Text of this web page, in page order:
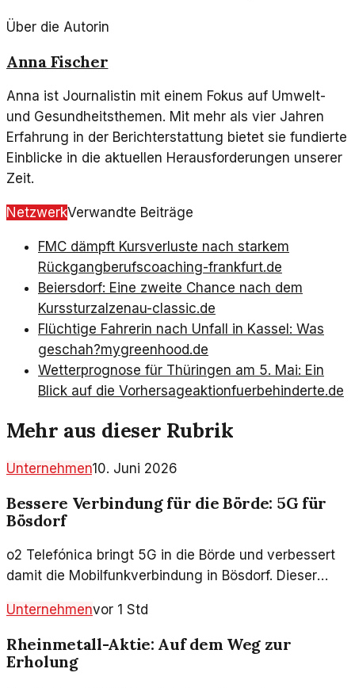
Über die Autorin
Anna Fischer
Anna ist Journalistin mit einem Fokus auf Umwelt-
und Gesundheitsthemen. Mit mehr als vier Jahren
Erfahrung in der Berichterstattung bietet sie fundierte
Einblicke in die aktuellen Herausforderungen unserer
Zeit.
NetzwerkVerwandte Beiträge
FMC dämpft Kursverluste nach starkem
Rückgangberufscoaching-frankfurt.de
Beiersdorf: Eine zweite Chance nach dem
Kurssturzalzenau-classic.de
Flüchtige Fahrerin nach Unfall in Kassel: Was
geschah?mygreenhood.de
Wetterprognose für Thüringen am 5. Mai: Ein
Blick auf die Vorhersageaktionfuerbehinderte.de
Mehr aus dieser Rubrik
Unternehmen10. Juni 2026
Bessere Verbindung für die Börde: 5G für
Bösdorf
o2 Telefónica bringt 5G in die Börde und verbessert
damit die Mobilfunkverbindung in Bösdorf. Dieser
Unternehmenvor 1 Std
Rheinmetall-Aktie: Auf dem Weg zur
Erholung